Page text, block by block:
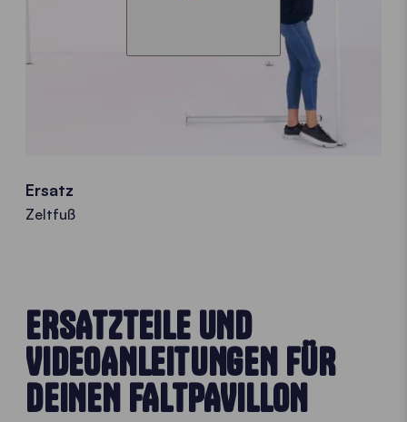
Ersatz
Zeltfuß
ERSATZTEILE UND
VIDEOANLEITUNGEN FÜR
DEINEN FALTPAVILLON